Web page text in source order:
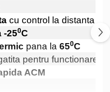
cu control la distanta
-250C
pana la 650C
pentru functionare
ACM